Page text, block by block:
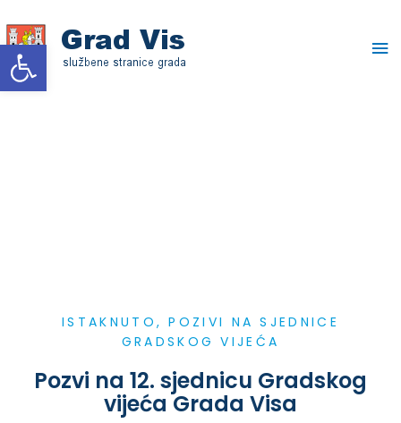
Open toolbar
to
content
ISTAKNUTO ,POZIVI NA SJEDNICE
GRADSKOG VIJEĆA
Pozvi na 12. sjednicu Gradskog
vijeća Grada Visa